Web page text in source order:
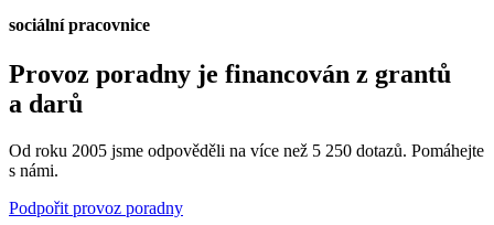
sociální pracovnice
Provoz poradny je financován z grantů
a darů
Od roku 2005 jsme odpověděli na více než 5 250 dotazů. Pomáhejte
s námi.
Podpořit provoz poradny